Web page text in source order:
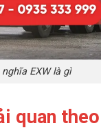
EXW là gì
quan